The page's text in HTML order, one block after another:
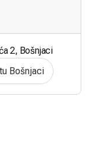
2, Bošnjaci
Bošnjaci